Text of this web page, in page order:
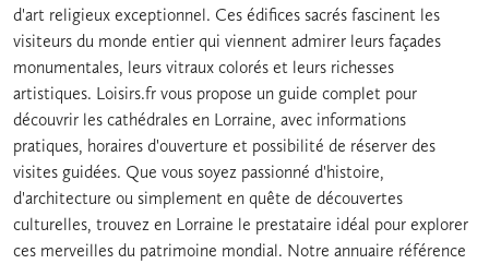
d'art religieux exceptionnel. Ces édifices sacrés fascinent les
visiteurs du monde entier qui viennent admirer leurs façades
monumentales, leurs vitraux colorés et leurs richesses
artistiques. Loisirs.fr vous propose un guide complet pour
découvrir les cathédrales en Lorraine, avec informations
pratiques, horaires d'ouverture et possibilité de réserver des
visites guidées. Que vous soyez passionné d'histoire,
d'architecture ou simplement en quête de découvertes
culturelles, trouvez en Lorraine le prestataire idéal pour explorer
ces merveilles du patrimoine mondial. Notre annuaire référence